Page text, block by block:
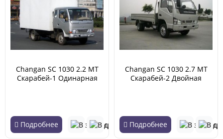
Changan SC 1030 2.2 MT
Скарабей-1 Одинарная
Подробнее
Changan SC 1030 2.7 MT
Скарабей-2 Двойная
Подробнее